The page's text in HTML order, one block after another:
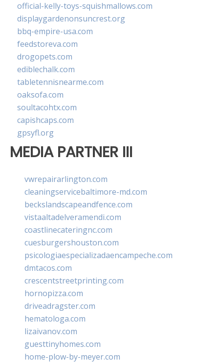
official-kelly-toys-squishmallows.com
displaygardenonsuncrest.org
bbq-empire-usa.com
feedstoreva.com
drogopets.com
ediblechalk.com
tabletennisnearme.com
oaksofa.com
soultacohtx.com
capishcaps.com
gpsyfl.org
MEDIA PARTNER III
vwrepairarlington.com
cleaningservicebaltimore-md.com
beckslandscapeandfence.com
vistaaltadelveramendi.com
coastlinecateringnc.com
cuesburgershouston.com
psicologiaespecializadaencampeche.com
dmtacos.com
crescentstreetprinting.com
hornopizza.com
driveadragster.com
hematologa.com
lizaivanov.com
guesttinyhomes.com
home-plow-by-meyer.com